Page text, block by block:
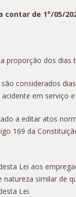
contar de 1°/05/
proporção dos dias
considerados
em serviço
a editar atos
169 da
Lei aos
similar de
Lei.